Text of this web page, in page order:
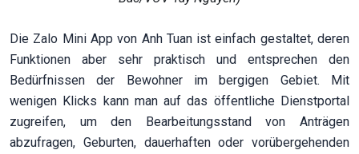
Die Zalo Mini App von Anh Tuan ist einfach gestaltet, deren
Funktionen aber sehr praktisch und entsprechen den
Bedürfnissen der Bewohner im bergigen Gebiet. Mit
wenigen Klicks kann man auf das öffentliche Dienstportal
zugreifen, um den Bearbeitungsstand von Anträgen
abzufragen, Geburten, dauerhaften oder vorübergehenden